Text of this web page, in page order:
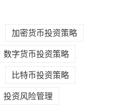
加密货币投资策略
数字货币投资策略
比特币投资策略
投资风险管理